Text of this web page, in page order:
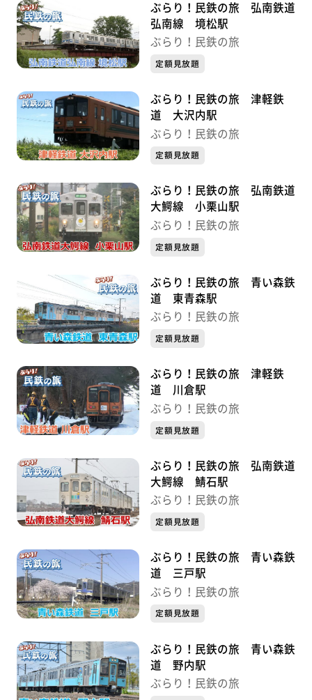
ぶらり！民鉄の旅 弘南鉄道
弘南線 境松駅
ぶらり！民鉄の旅
定額見放題
ぶらり！民鉄の旅 津軽鉄
道 大沢内駅
ぶらり！民鉄の旅
定額見放題
ぶらり！民鉄の旅 弘南鉄道
大鰐線 小栗山駅
ぶらり！民鉄の旅
定額見放題
ぶらり！民鉄の旅 青い森鉄
道 東青森駅
ぶらり！民鉄の旅
定額見放題
ぶらり！民鉄の旅 津軽鉄
道 川倉駅
ぶらり！民鉄の旅
定額見放題
ぶらり！民鉄の旅 弘南鉄道
大鰐線 鯖石駅
ぶらり！民鉄の旅
定額見放題
ぶらり！民鉄の旅 青い森鉄
道 三戸駅
ぶらり！民鉄の旅
定額見放題
ぶらり！民鉄の旅 青い森鉄
道 野内駅
ぶらり！民鉄の旅